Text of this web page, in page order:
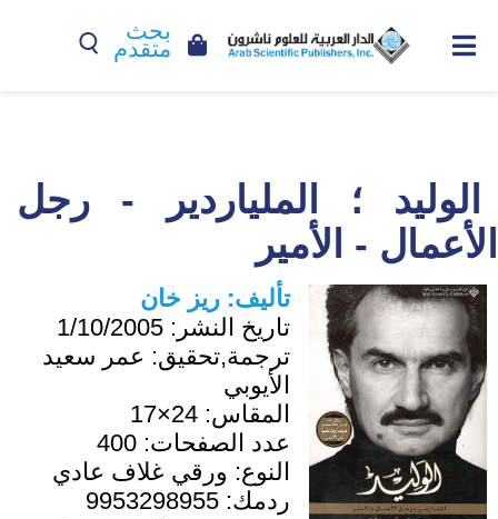
بحث
متقدم
الوليد ؛ الملياردير - رجل
الأعمال - الأمير
تأليف: ريز خان
تاريخ النشر: 1/10/2005
ترجمة,تحقيق: عمر سعيد
الأيوبي
المقاس: 24×17
عدد الصفحات: 400
النوع: ورقي غلاف عادي
ردمك: 9953298955